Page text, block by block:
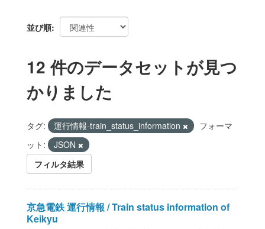
並び順
12 件のデータセットが見つ
かりました
タグ: 運行情報-train_status_information
フォーマ
ット:
JSON
フィルタ結果
京急電鉄 運行情報 / Train status information of
Keikyu